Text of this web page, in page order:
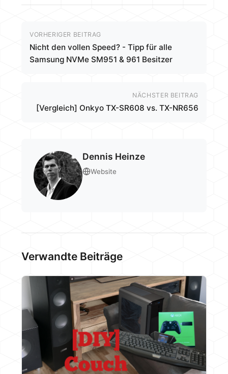
VORHERIGER BEITRAG
Nicht den vollen Speed? - Tipp für alle
Samsung NVMe SM951 & 961 Besitzer
NÄCHSTER BEITRAG
[Vergleich] Onkyo TX-SR608 vs. TX-NR656
Dennis Heinze
Website
Verwandte Beiträge